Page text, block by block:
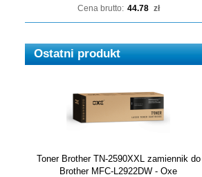
Cena brutto: 44.78 zł
Ostatni produkt
Toner Brother TN-2590XXL zamiennik do
Brother MFC-L2922DW - Oxe